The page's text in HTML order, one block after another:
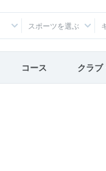
スポーツを選ぶ
コース クラブ